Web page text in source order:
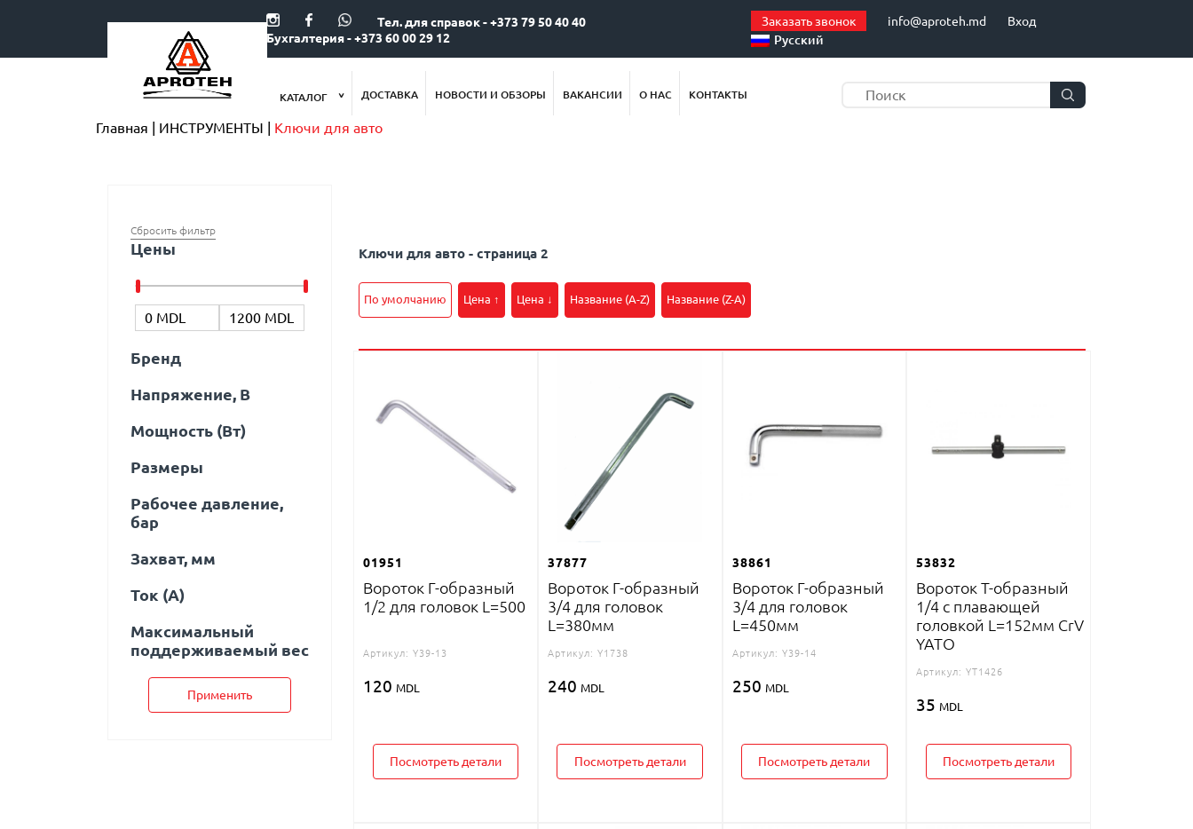
Тел. для справок - +373 79 50 40 40
Бухгалтерия - +373 60 00 29 12
Заказать звонок info@aproteh.md
Вход
Русский
КАТАЛОГ ДОСТАВКА НОВОСТИ И ОБЗОРЫ ВАКАНСИИ О НАС КОНТАКТЫ
Главная ИНСТРУМЕНТЫ Ключи для авто
Сбросить фильтр
Цены
Бренд
Напряжение, В
Мощность (Вт)
Размеры
Рабочее давление,
бар
Захват, мм
Ток (A)
Максимальный
поддерживаемый вес
Применить
Ключи для авто - страница 2
По умолчанию Цена ↑ Цена ↓ Название (A-Z) Название (Z-A)
01951
Вороток Г-образный
1/2 для головок L=500
Артикул: Y39-13
120 MDL
Посмотреть детали
37877
Вороток Г-образный
3/4 для головок
L=380мм
Артикул: Y1738
240 MDL
Посмотреть детали
38861
Вороток Г-образный
3/4 для головок
L=450мм
Артикул: Y39-14
250 MDL
Посмотреть детали
53832
Вороток Т-образный
1/4 с плавающей
головкой L=152мм CrV
YATO
Артикул: YT1426
35 MDL
Посмотреть детали